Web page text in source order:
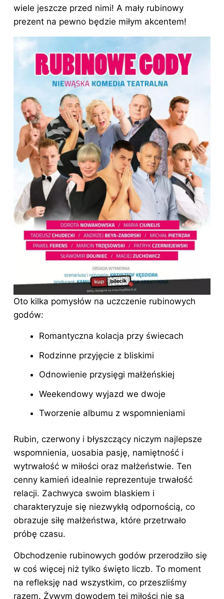
wiele jeszcze przed nimi! A mały rubinowy
prezent na pewno będzie miłym akcentem!
Oto kilka pomysłów na uczczenie rubinowych
godów:
Romantyczna kolacja przy świecach
Rodzinne przyjęcie z bliskimi
Odnowienie przysięgi małżeńskiej
Weekendowy wyjazd we dwoje
Tworzenie albumu z wspomnieniami
Rubin, czerwony i błyszczący niczym najlepsze
wspomnienia, uosabia pasję, namiętność i
wytrwałość w miłości oraz małżeństwie. Ten
cenny kamień idealnie reprezentuje trwałość
relacji. Zachwyca swoim blaskiem i
charakteryzuje się niezwykłą odpornością, co
obrazuje siłę małżeństwa, które przetrwało
próbę czasu.
Obchodzenie rubinowych godów przerodziło się
w coś więcej niż tylko święto liczb. To moment
na refleksję nad wszystkim, co przeszliśmy
razem. Żywym dowodem tej miłości nie są